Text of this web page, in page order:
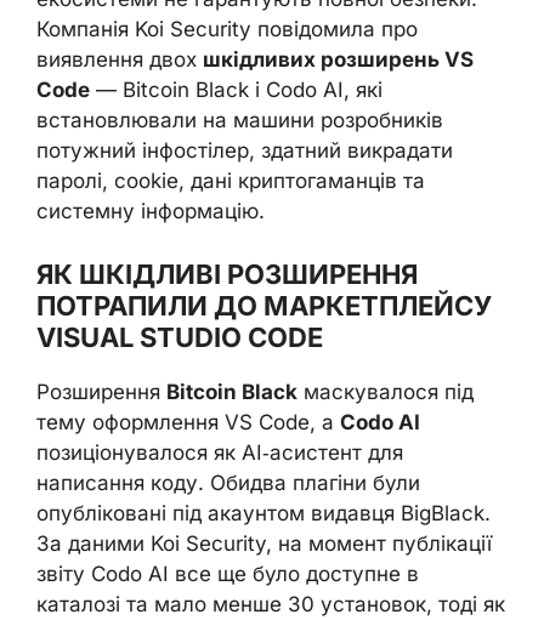
Компанія Koi Security повідомила про
виявлення двох шкідливих розширень VS
Code — Bitcoin Black і Codo AI, які
встановлювали на машини розробників
потужний інфостілер, здатний викрадати
паролі, cookie, дані криптогаманців та
системну інформацію.
ЯК ШКІДЛИВІ РОЗШИРЕННЯ
ПОТРАПИЛИ ДО МАРКЕТПЛЕЙСУ
VISUAL STUDIO CODE
Розширення Bitcoin Black маскувалося під
тему оформлення VS Code, а Codo AI
позиціонувалося як AI‑асистент для
написання коду. Обидва плагіни були
опубліковані під акаунтом видавця BigBlack.
За даними Koi Security, на момент публікації
звіту Codo AI все ще було доступне в
каталозі та мало менше 30 установок, тоді як